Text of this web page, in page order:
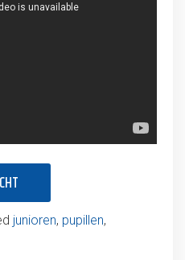
junioren, pupillen,